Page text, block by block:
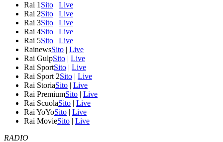
Rai 1 Sito | Live
Rai 2Sito | Live
Rai 3Sito | Live
Rai 4Sito | Live
Rai 5Sito | Live
RainewsSito | Live
Rai GulpSito | Live
Rai SportSito | Live
Rai Sport 2Sito | Live
Rai StoriaSito | Live
Rai PremiumSito | Live
Rai ScuolaSito | Live
Rai YoYoSito | Live
Rai MovieSito | Live
RADIO